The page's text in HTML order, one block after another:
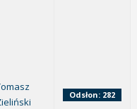
Odsłon: 282